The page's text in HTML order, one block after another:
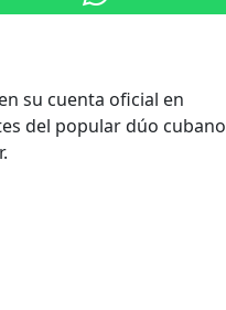
su cuenta oficial en
del popular dúo cubano